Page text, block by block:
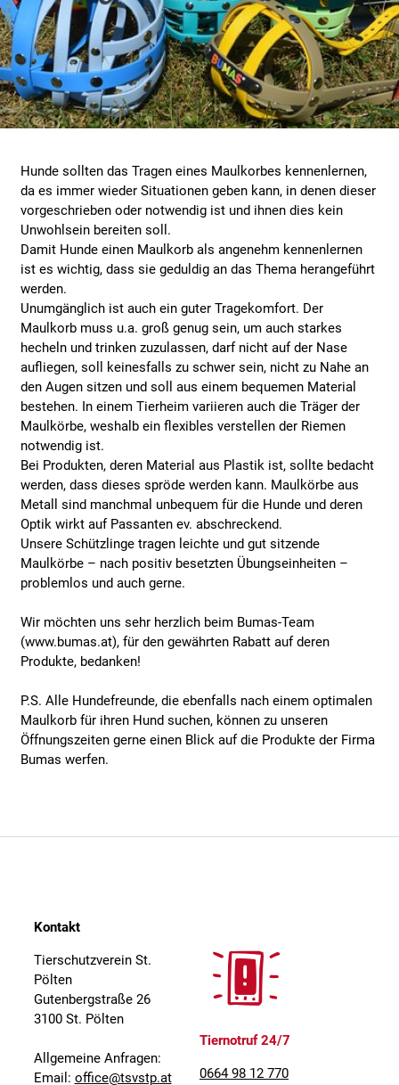
Hunde sollten das Tragen eines Maulkorbes kennenlernen,
da es immer wieder Situationen geben kann, in denen dieser
vorgeschrieben oder notwendig ist und ihnen dies kein
Unwohlsein bereiten soll.
Damit Hunde einen Maulkorb als angenehm kennenlernen
ist es wichtig, dass sie geduldig an das Thema herangeführt
werden.
Unumgänglich ist auch ein guter Tragekomfort. Der
Maulkorb muss u.a. groß genug sein, um auch starkes
hecheln und trinken zuzulassen, darf nicht auf der Nase
aufliegen, soll keinesfalls zu schwer sein, nicht zu Nahe an
den Augen sitzen und soll aus einem bequemen Material
bestehen. In einem Tierheim variieren auch die Träger der
Maulkörbe, weshalb ein flexibles verstellen der Riemen
notwendig ist.
Bei Produkten, deren Material aus Plastik ist, sollte bedacht
werden, dass dieses spröde werden kann. Maulkörbe aus
Metall sind manchmal unbequem für die Hunde und deren
Optik wirkt auf Passanten ev. abschreckend.
Unsere Schützlinge tragen leichte und gut sitzende
Maulkörbe – nach positiv besetzten Übungseinheiten –
problemlos und auch gerne.
Wir möchten uns sehr herzlich beim Bumas-Team
(www.bumas.at), für den gewährten Rabatt auf deren
Produkte, bedanken!
P.S. Alle Hundefreunde, die ebenfalls nach einem optimalen
Maulkorb für ihren Hund suchen, können zu unseren
Öffnungszeiten gerne einen Blick auf die Produkte der Firma
Bumas werfen.
Kontakt
Tierschutzverein St.
Pölten
Gutenbergstraße 26
3100 St. Pölten
Allgemeine Anfragen:
Email: office@tsvstp.at
Tiernotruf 24/7
0664 98 12 770